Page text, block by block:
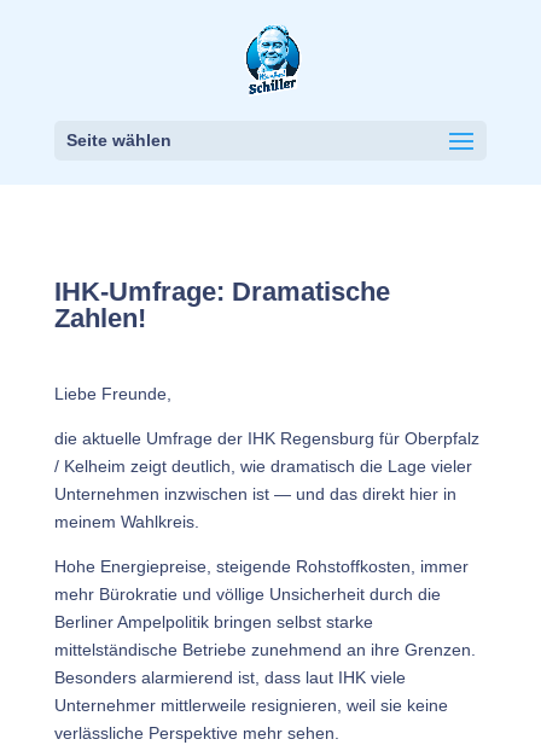
Seite wählen
IHK-Umfrage: Dramatische
Zahlen!
Liebe Freunde,
die aktuelle Umfrage der IHK Regensburg für Oberpfalz
/ Kelheim zeigt deutlich, wie dramatisch die Lage vieler
Unternehmen inzwischen ist — und das direkt hier in
meinem Wahlkreis.
Hohe Energiepreise, steigende Rohstoffkosten, immer
mehr Bürokratie und völlige Unsicherheit durch die
Berliner Ampelpolitik bringen selbst starke
mittelständische Betriebe zunehmend an ihre Grenzen.
Besonders alarmierend ist, dass laut IHK viele
Unternehmer mittlerweile resignieren, weil sie keine
verlässliche Perspektive mehr sehen.